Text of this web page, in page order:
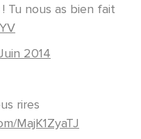
! Tu nous as bien fait
2014
rires
MajK1ZyaTJ